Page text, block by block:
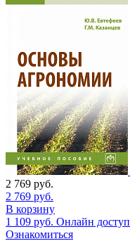
2 769 руб.
2 769 руб.
В корзину
1 109 руб. Онлайн доступ
Ознакомиться